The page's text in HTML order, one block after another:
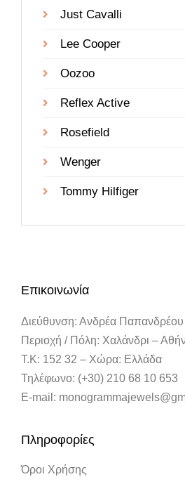
Just Cavalli
Lee Cooper
Oozoo
Reflex Active
Rosefield
Wenger
Tommy Hilfiger
Επικοινωνία
Διεύθυνση: Ανδρέα
Περιοχή / Πόλη: Χαλάνδρι –
Τ.Κ: 152 32 – Χώρα: Ελλάδα
Τηλέφωνο: (+30) 210 68 10 653
E-mail:
Πληροφορίες
Όροι Χρήσης